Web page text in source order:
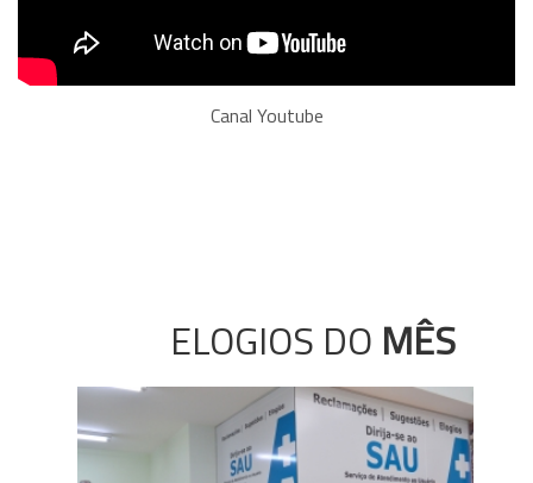
Canal Youtube
ELOGIOS DO MÊS